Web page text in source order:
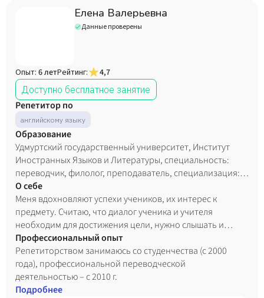
Елена Валерьевна
Данные проверены
Опыт: 6 летРейтинг:
4,7
Доступно бесплатное занятие
Репетитор по
английскому языку
Образование
Удмуртский государственный университет, Институт
Иностранных Языков и Литературы, специальность:
переводчик, филолог, преподаватель, специализация:
Business English, диплом с отличием, 2003 год.
О себе
Меня вдохновляют успехи учеников, их интерес к
предмету. Считаю, что диалог ученика и учителя
необходим для достижения цели, нужно слышать и
понимать друг друга. Обучение - это взаимодействие и
общие инициативы, а не просто отдача-получение.
Профессиональный опыт
Репетиторством занимаюсь со студенчества (с 2000
года), профессиональной переводческой
деятельностью – с 2010 г.
Подробнее